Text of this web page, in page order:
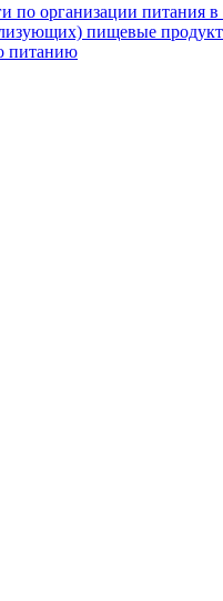
по организации
пищевые
питанию